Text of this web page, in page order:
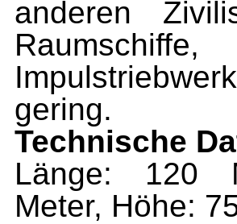
anderen
gering.
Technische
Länge: 120
Meter, Höhe: